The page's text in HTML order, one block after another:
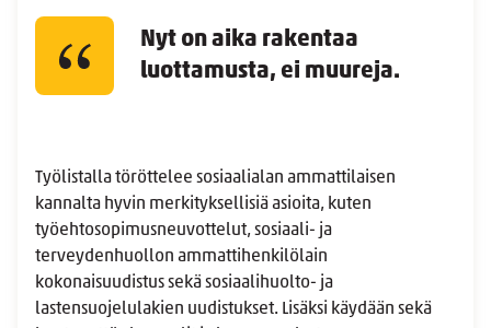
Nyt on aika rakentaa
luottamusta, ei muureja.
Työlistalla töröttelee sosiaalialan ammattilaisen
kannalta hyvin merkityksellisiä asioita, kuten
työehtosopimusneuvottelut, sosiaali- ja
terveydenhuollon ammattihenkilölain
kokonaisuudistus sekä sosiaalihuolto- ja
lastensuojelulakien uudistukset. Lisäksi käydään sekä